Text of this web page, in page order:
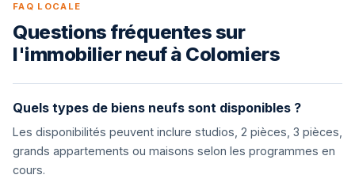
FAQ LOCALE
Questions fréquentes sur
l'immobilier neuf à Colomiers
Quels types de biens neufs sont disponibles ?
Les disponibilités peuvent inclure studios, 2 pièces, 3 pièces,
grands appartements ou maisons selon les programmes en
cours.